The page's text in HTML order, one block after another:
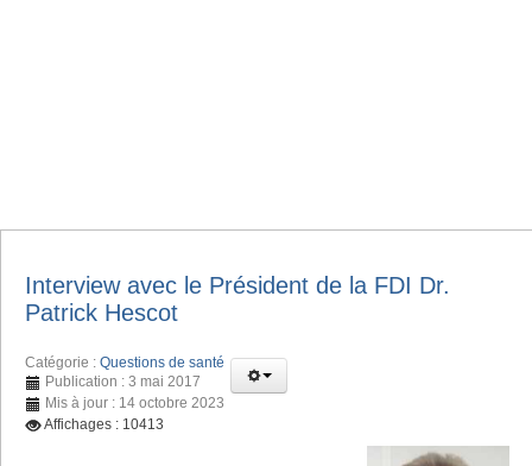
Interview avec le Président de la FDI Dr.
Patrick Hescot
Catégorie : Questions de santé
Publication : 3 mai 2017
Mis à jour : 14 octobre 2023
Affichages : 10413